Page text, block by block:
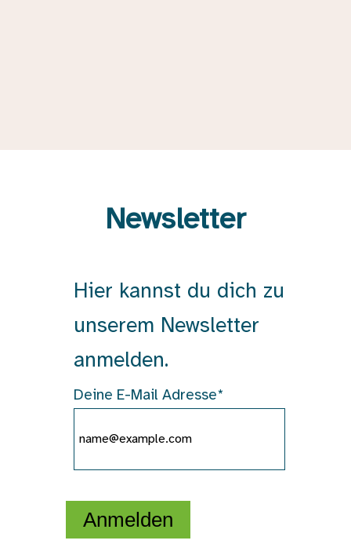
Newsletter
Hier kannst du dich zu
unserem Newsletter
anmelden.
Deine E-Mail Adresse*
Anmelden